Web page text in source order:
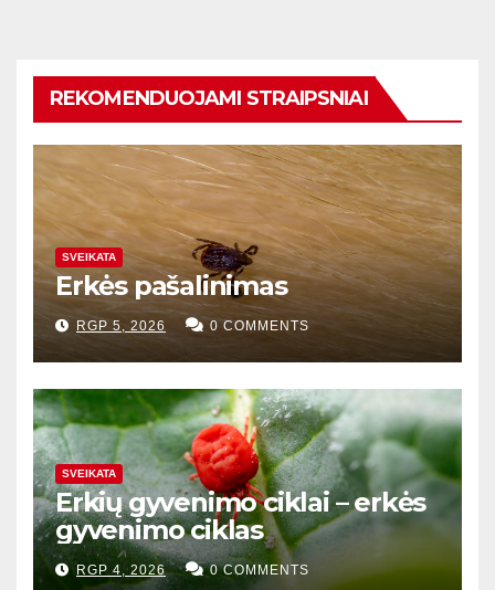
REKOMENDUOJAMI STRAIPSNIAI
SVEIKATA
Erkės pašalinimas
RGP 5, 2026 0 COMMENTS
SVEIKATA
Erkių gyvenimo ciklai – erkės
gyvenimo ciklas
RGP 4, 2026 0 COMMENTS